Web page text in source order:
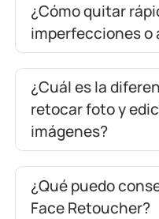
¿Cómo quitar
imperfecciones o
¿Cuál es la
retocar foto y
imágenes?
¿Qué puedo
Face Retoucher?